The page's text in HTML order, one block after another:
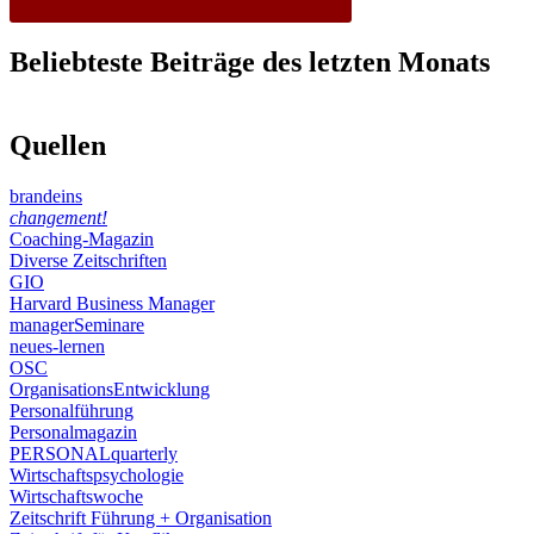
Beliebteste Beiträge des letzten Monats
Quellen
brandeins
changement!
Coaching-Magazin
Diverse Zeitschriften
GIO
Harvard Business Manager
managerSeminare
neues-lernen
OSC
OrganisationsEntwicklung
Personalführung
Personalmagazin
PERSONALquarterly
Wirtschaftspsychologie
Wirtschaftswoche
Zeitschrift Führung + Organisation